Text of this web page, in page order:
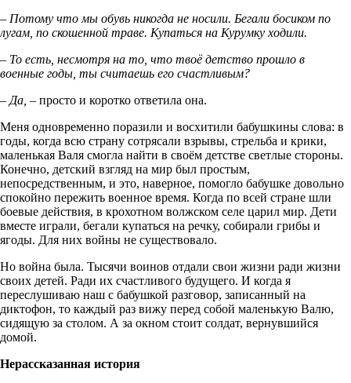
– Потому что мы обувь никогда не носили. Бегали босиком по
лугам, по скошенной траве. Купаться на Курумку ходили.
– То есть, несмотря на то, что твоё детство прошло в
военные годы, ты считаешь его счастливым?
– Да, – просто и коротко ответила она.
Меня одновременно поразили и восхитили бабушкины слова: в
годы, когда всю страну сотрясали взрывы, стрельба и крики,
маленькая Валя смогла найти в своём детстве светлые стороны.
Конечно, детский взгляд на мир был простым,
непосредственным, и это, наверное, помогло бабушке довольно
спокойно пережить военное время. Когда по всей стране шли
боевые действия, в крохотном волжском селе царил мир. Дети
вместе играли, бегали купаться на речку, собирали грибы и
ягоды. Для них войны не существовало.
Но война была. Тысячи воинов отдали свои жизни ради жизни
своих детей. Ради их счастливого будущего. И когда я
переслушиваю наш с бабушкой разговор, записанный на
диктофон, то каждый раз вижу перед собой маленькую Валю,
сидящую за столом. А за окном стоит солдат, вернувшийся
домой.
Нерассказанная история